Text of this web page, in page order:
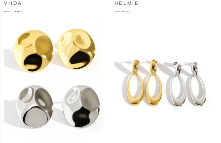
VIIDA
¥ 15,400
HELMIE
¥9,900